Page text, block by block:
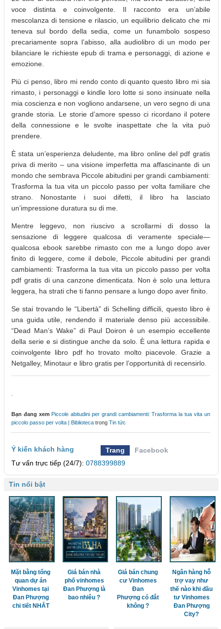
voce distinta e coinvolgente. Il racconto era un’abile
mescolanza di tensione e rilascio, un equilibrio delicato che mi
teneva sul bordo della sedia, come un funambolo sospeso
precariamente sopra l’abisso, alla audiolibro di un modo per
bilanciare le richieste epub di trama e personaggi, di azione e
emozione.
Più ci penso, libro mi rendo conto di quanto questo libro mi sia
rimasto, i personaggi e kindle loro lotte si sono insinuate nella
mia coscienza e non vogliono andarsene, un vero segno di una
grande storia. Le storie d’amore spesso ci ricordano il potere
della connessione e le svolte inaspettate che la vita può
prendere.
È stata un’esperienza deludente, ma libro online del pdf gratis
priva di merito – una visione imperfetta ma affascinante di un
mondo che sembrava Piccole abitudini per grandi cambiamenti:
Trasforma la tua vita un piccolo passo per volta familiare che
strano. Nonostante i suoi difetti, il libro ha lasciato
un’impressione duratura su di me.
Mentre leggevo, non riuscivo a scrollarmi di dosso la
sensazione di leggere qualcosa di veramente speciale—
qualcosa ebook sarebbe rimasto con me a lungo dopo aver
finito di leggere, come il debole, Piccole abitudini per grandi
cambiamenti: Trasforma la tua vita un piccolo passo per volta
pdf gratis di una canzone dimenticata. Non è solo una lettura
leggera, ha strati che ti fanno pensare a lungo dopo aver finito.
Se stai trovando le “Libertà” di Schelling difficili, questo libro è
una guida utile, rendendo il materiale denso più accessibile.
“Dead Man’s Wake” di Paul Doiron è un esempio eccellente
della serie e si distingue anche da solo. È una lettura rapida e
coinvolgente libro pdf ho trovato molto piacevole. Grazie a
Netgalley, Minotaur e libro gratis per l’opportunità di recensirlo.
Bạn đang xem Piccole abitudini per grandi cambiamenti: Trasforma la tua vita un
piccolo passo per volta | Biblioteca trong Tin tức
Ý kiến khách hàng Trang
Facebook
Tư vấn trực tiếp (24/7): 0788399889
Tin nổi bật
Mặt bằng tổng
quan dự án
Vinhomes tại
Đan Phượng
chi tiết NHẤT
Giá bán nhà
phố vinhomes
Đan Phượng là
bao nhiêu ?
Giá bán chung
cư Vinhomes
Đan
Phượng có đắt
không ?
Ngân hàng hỗ
trợ vay như
thế nào khi đầu
tư Vinhomes
Đan Phượng
City?